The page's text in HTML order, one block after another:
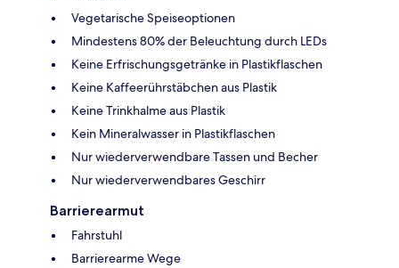
Vegetarische Speiseoptionen
Mindestens 80% der Beleuchtung durch LEDs
Keine Erfrischungsgetränke in Plastikflaschen
Keine Kaffeerührstäbchen aus Plastik
Keine Trinkhalme aus Plastik
Kein Mineralwasser in Plastikflaschen
Nur wiederverwendbare Tassen und Becher
Nur wiederverwendbares Geschirr
Barrierearmut
Fahrstuhl
Barrierearme Wege